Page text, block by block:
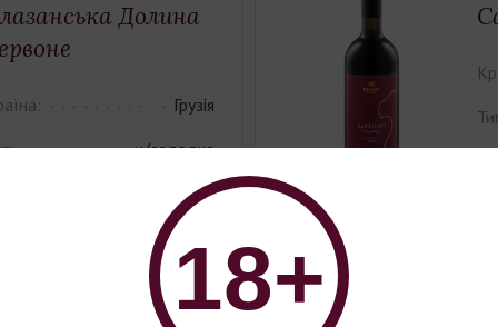
18+
Долина
Грузія
н/солодке
0,75
червоне
Сапераві •